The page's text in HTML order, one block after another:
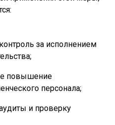
за исполнением
повышение
персонала;
и проверку